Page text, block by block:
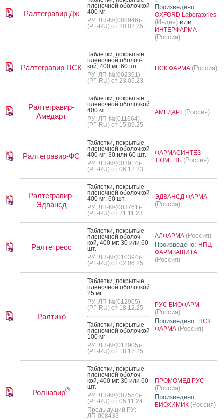
Ралтегравир Дж
пле­ноч­ной обо­лоч­кой
400 мг
РУ: ЛП-№(008946)-
(РГ-RU) от 20.02.25
Произведено:
OXFORD Laboratories
(Индия) или
ИНТЕРФАРМА
(Россия)
Ралтегравир ПСК
Таб­летки, пок­ры­тые
пле­ноч­ной обо­лоч­
кой, 400 мг: 60 шт.
РУ: ЛП-№(002391)-
(РГ-RU) от 23.05.23
ПСК ФАРМА (Россия)
Ралтегравир-
Амедарт
Таб­летки, пок­ры­тые
пле­ноч­ной обо­лоч­кой
400 мг
РУ: ЛП-№(011664)-
(РГ-RU) от 15.09.25
АМЕДАРТ (Россия)
Ралтегравир-ФС
Таб­летки, пок­ры­тые
пле­ноч­ной обо­лоч­кой
400 мг: 30 или 60 шт.
РУ: ЛП-№(003914)-
(РГ-RU) от 06.12.23
ФАРМАСИНТЕЗ-
ТЮМЕНЬ (Россия)
Ралтегравир-
Эдвансд
Таб­летки, пок­ры­тые
пле­ноч­ной обо­лоч­кой
400 мг: 60 шт.
РУ: ЛП-№(003761)-
(РГ-RU) от 21.11.23
ЭДВАНСД ФАРМА
(Россия)
Ралтетресс
Таб­летки, пок­ры­тые
пле­ноч­ной обо­лоч­
кой, 400 мг: 30 или 60
шт.
РУ: ЛП-№(010394)-
(РГ-RU) от 02.06.25
АЛФАРМА (Россия)
Произведено: НПЦ
ФАРМЗАЩИТА
(Россия)
Ралтико
Таб­летки, пок­ры­тые
пле­ноч­ной обо­лоч­кой
25 мг
РУ: ЛП-№(012905)-
(РГ-RU) от 18.12.25
Таб­летки, пок­ры­тые
пле­ноч­ной обо­лоч­кой
100 мг
РУ: ЛП-№(012905)-
(РГ-RU) от 18.12.25
РУС БИОФАРМ
(Россия)
Произведено: ПСК
ФАРМА (Россия)
Ролнавир®
Таб­летки, пок­ры­тые
пле­ноч­ной обо­лоч­
кой, 400 мг: 30 или 60
шт.
РУ: ЛП-№(007554)-
(РГ-RU) от 05.11.24
Предыдущий РУ:
ЛП-008433
ПРОМОМЕД РУС
(Россия)
Произведено:
БИОХИМИК (Россия)